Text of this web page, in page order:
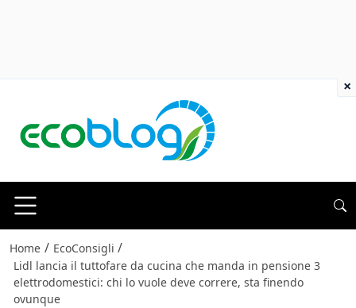
Home / EcoConsigli /
Lidl lancia il tuttofare da cucina che manda in pensione 3
elettrodomestici: chi lo vuole deve correre, sta finendo
ovunque
×